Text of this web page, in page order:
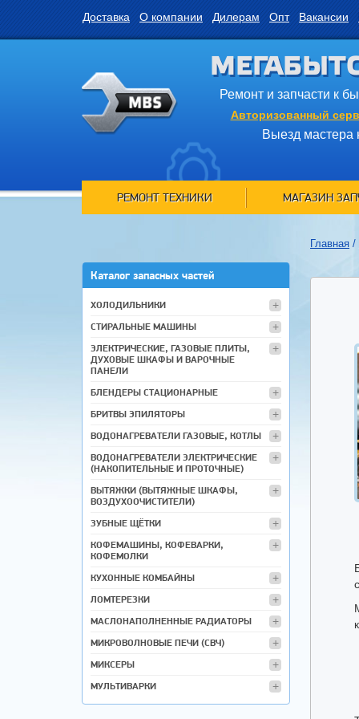
Доставка О компании Дилерам Опт Вакансии
Ремонт и запчасти к
Авторизованный
Выезд мастера
РЕМОНТ ТЕХНИКИ МАГАЗИН
Каталог запасных частей
ХОЛОДИЛЬНИКИ
СТИРАЛЬНЫЕ МАШИНЫ
ЭЛЕКТРИЧЕСКИЕ, ГАЗОВЫЕ ПЛИТЫ,
ДУХОВЫЕ ШКАФЫ И ВАРОЧНЫЕ
ПАНЕЛИ
БЛЕНДЕРЫ СТАЦИОНАРНЫЕ
БРИТВЫ ЭПИЛЯТОРЫ
ВОДОНАГРЕВАТЕЛИ ГАЗОВЫЕ, КОТЛЫ
ВОДОНАГРЕВАТЕЛИ ЭЛЕКТРИЧЕСКИЕ
(НАКОПИТЕЛЬНЫЕ И ПРОТОЧНЫЕ)
ВЫТЯЖКИ (ВЫТЯЖНЫЕ ШКАФЫ,
ВОЗДУХООЧИСТИТЕЛИ)
ЗУБНЫЕ ЩЁТКИ
КОФЕМАШИНЫ, КОФЕВАРКИ,
КОФЕМОЛКИ
КУХОННЫЕ КОМБАЙНЫ
ЛОМТЕРЕЗКИ
МАСЛОНАПОЛНЕННЫЕ РАДИАТОРЫ
МИКРОВОЛНОВЫЕ ПЕЧИ (СВЧ)
МИКСЕРЫ
МУЛЬТИВАРКИ
МЯСОРУБКИ
Главная /